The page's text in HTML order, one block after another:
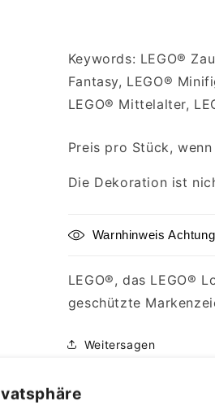
Keywords: LEGO®
Fantasy, LEGO®
LEGO® Mittelalter,
Preis pro Stück,
Die Dekoration ist
Warnhinweis
LEGO®, das LEGO®
geschützte
Weitersagen